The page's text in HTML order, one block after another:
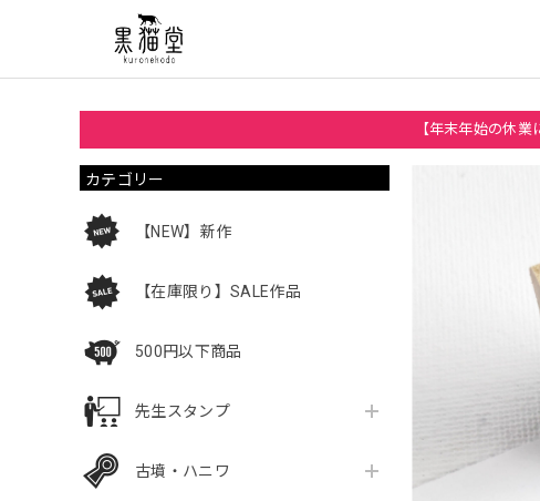
【年末年始の休
カテゴリー
【NEW】新作
【在庫限り】SALE作品
500円以下商品
先生スタンプ
古墳・ハニワ